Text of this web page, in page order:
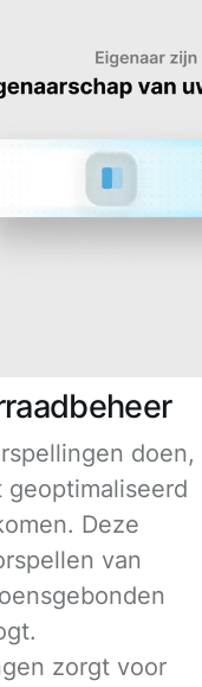
doen,
Deze
van
zorgt voor